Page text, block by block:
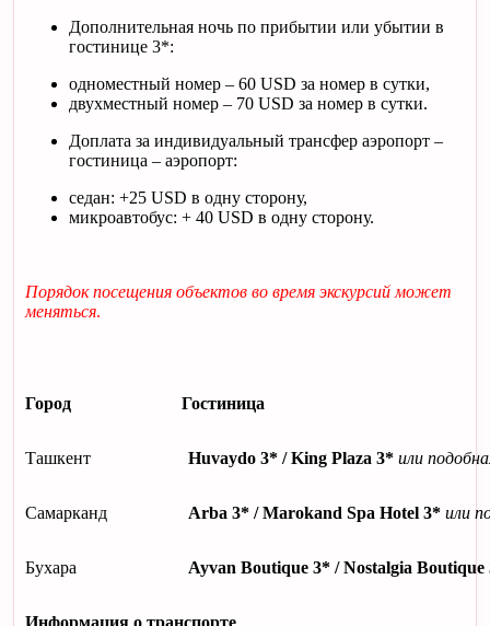
Дополнительная ночь по прибытии или убытии в
гостинице 3*:
одноместный номер – 60 USD за номер в сутки,
двухместный номер – 70 USD за номер в сутки.
Доплата за индивидуальный трансфер аэропорт –
гостиница – аэропорт:
седан: +25 USD в одну сторону,
микроавтобус: + 40 USD в одну сторону.
Порядок посещения объектов во время экскурсий может
меняться.
Город Гостиница
Ташкент Huvaydo 3* / King Plaza 3* или
Самарканд Arba 3* / Marokand Spa Hotel 3* или
Бухара Ayvan Boutique 3* / Nostalgia
Информация о транспорте